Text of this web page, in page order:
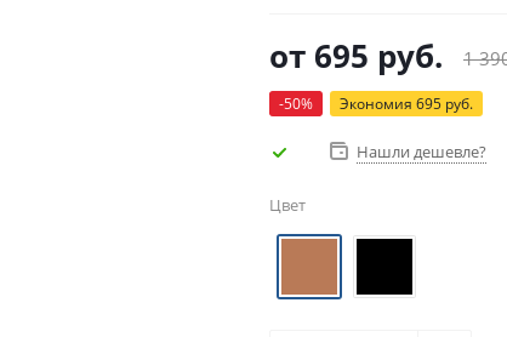
до 5 дней
от 695 руб. 1
-50% Экономия 695 руб.
Нашли дешевле?
Цвет